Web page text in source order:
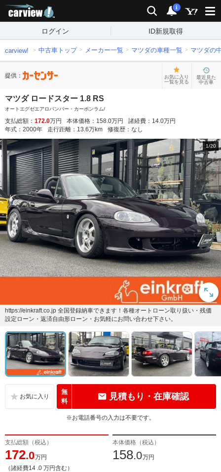
検索 通知
i
ログイン ID新規取得
carview! 中古車トップ メーカー一覧 マツダの車種一覧 マツダの
提供：
お気に入り
一覧を見る
最近見た
中古車
マツダ ロードスター 1.8 RS
オートエグゼエアロバンパー・カーボンラム/
支払総額： 172.0万円 本体価格： 158.0万円 諸経費： 14.0万円
年式： 2000年 走行距離： 13.6万km 修復歴： なし
1/20
https://einkraft.co.jp 全国登録納車できます！各種オートローン取り扱い・残価
設定ローン・返済自由形ローン・お気軽にお問い合わせ下さい。
無
料
見積もり・在庫確認
※お電話番号の入力は不要です。
支払総額（税込）
172.0万円
（諸経費14 .0 万円含む）
本体価格（税込）
158.0万円